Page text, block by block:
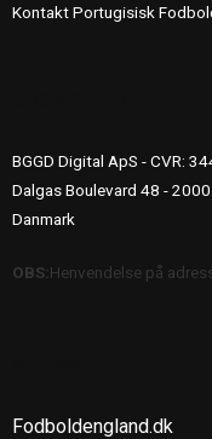
Kontakt Portugisisk
BGGD Digital ApS - CVR:
Dalgas Boulevard 48 -
Danmark
OBS:Henvendelse på
Fodboldengland.dk